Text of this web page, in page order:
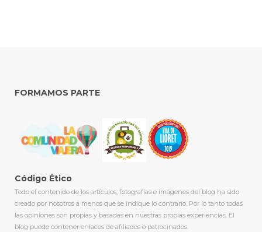
FORMAMOS PARTE
Código Ético
Todo el contenido de los artículos, fotografías e imágenes del blog ha sido
creado por nosotros a menos que se indique lo contrario. Por lo tanto todas
las opiniones son propias y basadas en nuestras propias experiencias. El
blog puede contener enlaces de afiliados o patrocinados.